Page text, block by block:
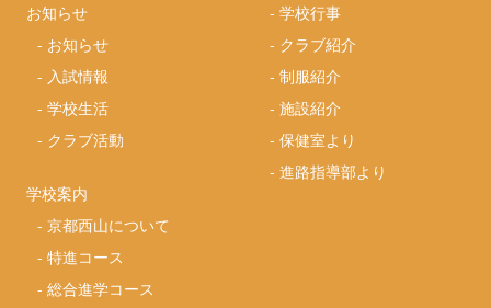
お知らせ
- お知らせ
- 入試情報
-学校生活
- クラブ活動
学校案内
-京都西山について
-特進コース
-総合進学コース
-学校行事
- クラブ紹介
-制服紹介
-施設紹介
-保健室より
-進路指導部より